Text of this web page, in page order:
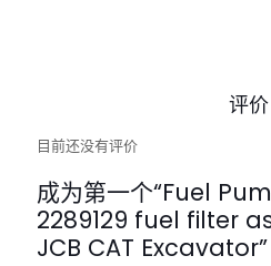
评价
目前还没有评价
成为第一个“Fuel
2289129 fuel filter
JCB CAT